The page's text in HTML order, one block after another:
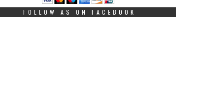
FOLLOW AS ON FACEBOOK